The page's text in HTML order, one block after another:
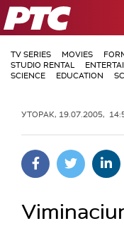
РТС
TV SERIES MOVIES
STUDIO RENTAL
SCIENCE
EDUCATION
УТОРАК, 19.07.2005,